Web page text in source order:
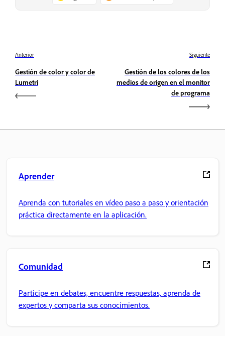
Anterior
Gestión de color y color de
Lumetri
Siguiente
Gestión de los colores de los
medios de origen en el monitor
de programa
Aprender
Aprenda con tutoriales en vídeo paso a paso y orientación
práctica directamente en la aplicación.
Comunidad
Participe en debates, encuentre respuestas, aprenda de
expertos y comparta sus conocimientos.